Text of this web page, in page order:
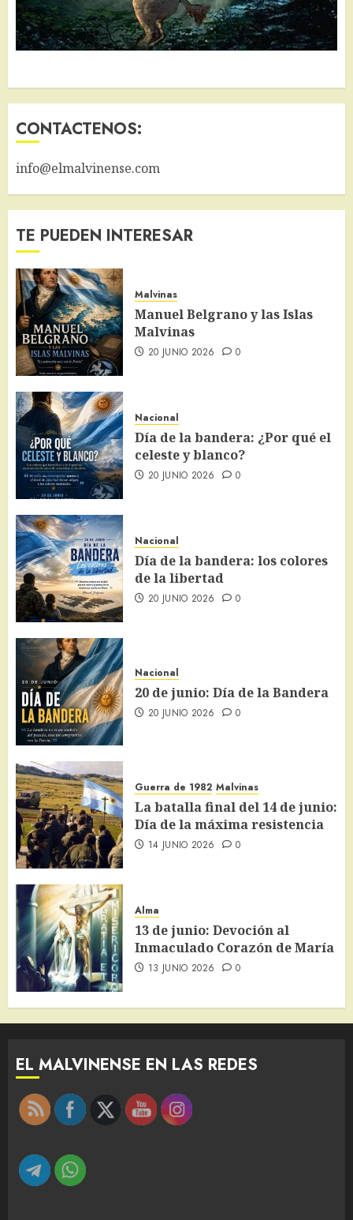
CONTACTENOS:
info@elmalvinense.com
TE PUEDEN INTERESAR
Malvinas
Manuel Belgrano y las Islas
Malvinas
20 JUNIO 2026 0
Nacional
Día de la bandera: ¿Por qué el
celeste y blanco?
20 JUNIO 2026 0
Nacional
Día de la bandera: los colores
de la libertad
20 JUNIO 2026 0
Nacional
20 de junio: Día de la Bandera
20 JUNIO 2026 0
Guerra de 1982 Malvinas
La batalla final del 14 de junio:
Día de la máxima resistencia
14 JUNIO 2026 0
Alma
13 de junio: Devoción al
Inmaculado Corazón de María
13 JUNIO 2026 0
EL MALVINENSE EN LAS REDES